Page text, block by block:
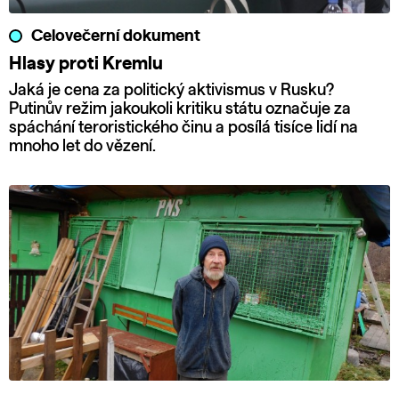
Celovečerní dokument
Hlasy proti Kremlu
Jaká je cena za politický aktivismus v Rusku?
Putinův režim jakoukoli kritiku státu označuje za
spáchání teroristického činu a posílá tisíce lidí na
mnoho let do vězení.